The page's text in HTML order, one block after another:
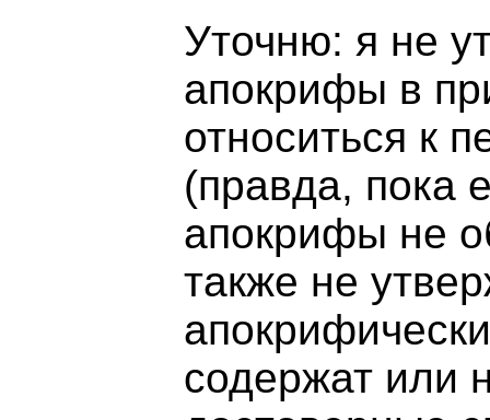
Уточню: я не
апокрифы в
относиться к
(правда, пока
апокрифы не
также не
содержат или